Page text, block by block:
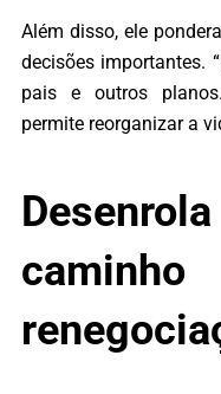
Além disso, ele
decisões importantes.
pais e outros
permite reorganizar a